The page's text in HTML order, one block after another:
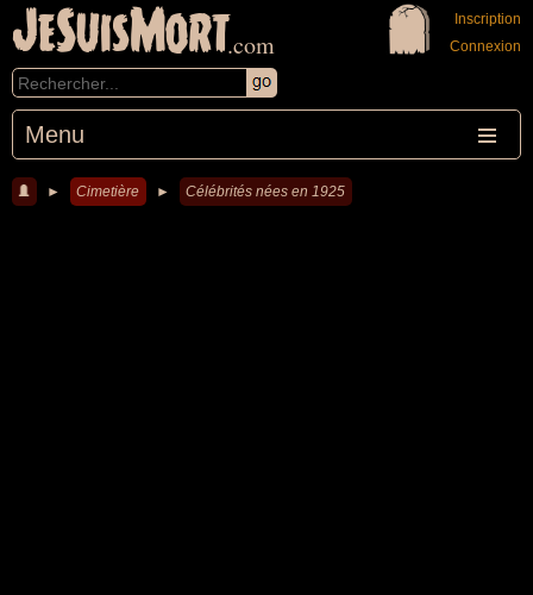
JeSuisMort.com
Menu
Inscription
Connexion
► Cimetière ► Célébrités nées en 1925